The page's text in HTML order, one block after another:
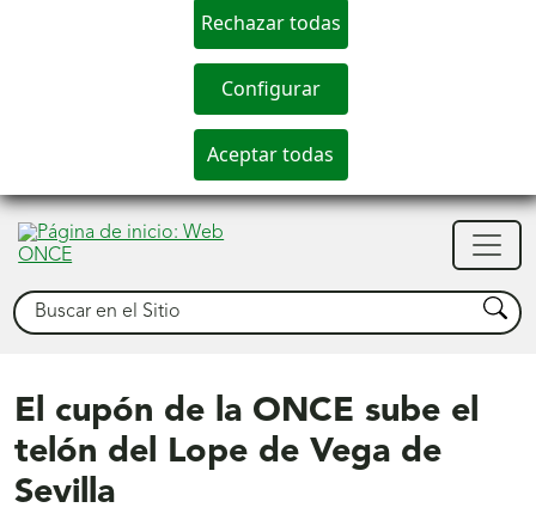
Buscar Buscar
El cupón de la ONCE sube el
telón del Lope de Vega de
Sevilla